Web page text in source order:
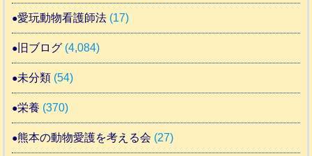
愛玩動物看護師法 (17)
旧ブログ (4,084)
未分類 (54)
栄養 (370)
熊本の動物愛護を考える会 (27)